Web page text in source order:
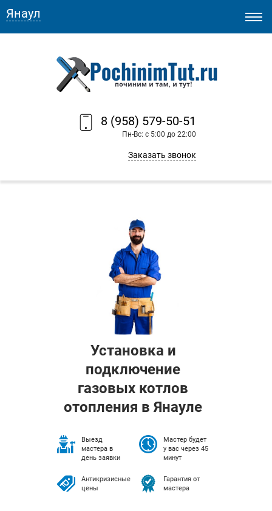
8 (958) 579-50-51
Пн-Вс: с 5:00 до 22:00
Заказать звонок
Янаул
Установка и
подключение
газовых котлов
отопления в Янауле
Выезд
мастера в
день заявки
Мастер будет
у вас через 45
минут
Антикризисные
цены
Гарантия от
мастера